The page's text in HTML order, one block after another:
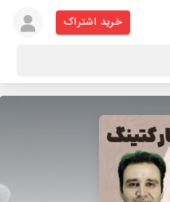
خرید اشتراک